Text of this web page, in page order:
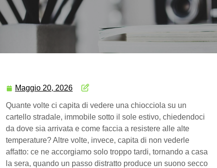
Maggio 20, 2026
Quante volte ci capita di vedere una chiocciola su un
cartello stradale, immobile sotto il sole estivo, chiedendoci
da dove sia arrivata e come faccia a resistere alle alte
temperature? Altre volte, invece, capita di non vederle
affatto: ce ne accorgiamo solo troppo tardi, tornando a casa
la sera, quando un passo distratto produce un suono secco